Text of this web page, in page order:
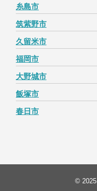
糸島市
筑紫野市
久留米市
福岡市
大野城市
飯塚市
春日市
© 2025